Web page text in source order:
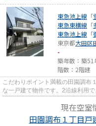
東急池上線 「
東急東横線 「
東急池上線 「
東京都大田区
-
築年数：築51
階数：2階建
こだわりポイント満載の田園調布
な一戸建て物件です。2沿線利用
現在空室
田園調布１丁目戸